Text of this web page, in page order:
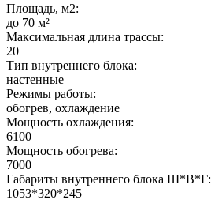
Площадь, м2:
до 70 м²
Максимальная длина трассы:
20
Тип внутреннего блока:
настенные
Режимы работы:
обогрев, охлаждение
Мощность охлаждения:
6100
Мощность обогрева:
7000
Габариты внутреннего блока Ш*В*Г:
1053*320*245